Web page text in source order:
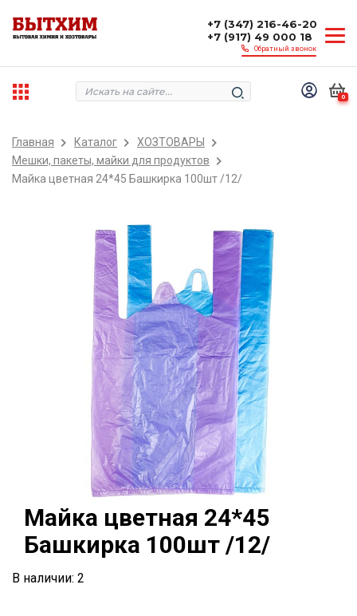
+7 (347) 216-46-20
+7 (917) 49 000 18
Обратный звонок
0
Главная Каталог
ХОЗТОВАРЫ
Мешки, пакеты, майки для продуктов
Майка цветная 24*45 Башкирка 100шт /12/
Майка цветная 24*45
Башкирка 100шт /12/
В наличии: 2